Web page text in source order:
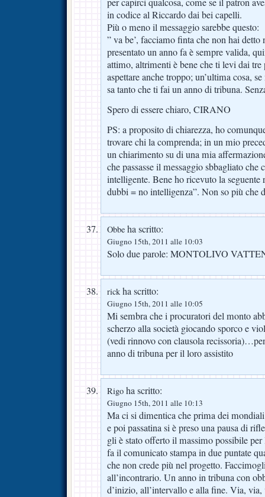
in codice al Riccardo dai bei capelli.
Più o meno il messaggio sarebbe questo:
” va be’, facciamo finta che non hai detto
presentato un anno fa è sempre valida,
attimo, altrimenti è bene che ti levi dai tre
aspettare anche troppo; un’ultima cosa,
sa tanto che ti fai un anno di tribuna.
Spero di essere chiaro, CIRANO
PS: a proposito di chiarezza, ho
trovare chi la comprenda; in un mio
un chiarimento su di una mia
che passasse il messaggio sbbagliato
intelligente. Bene ho ricevuto la
dubbi = no intelligenza”. Non so più che
Obbe ha scritto:
Giugno 15th, 2011 alle 10:03
Solo due parole: MONTOLIVO
rick ha scritto:
Giugno 15th, 2011 alle 10:05
Mi sembra che i procuratori del monto
scherzo alla società giocando sporco e
(vedi rinnovo con clausola
anno di tribuna per il loro assistito
Rigo ha scritto:
Giugno 15th, 2011 alle 10:13
Ma ci si dimentica che prima dei
e poi passatina si è preso una pausa di
gli è stato offerto il massimo possibile
fa il comunicato stampa in due puntate
che non crede più nel progetto.
all’incontrario. Un anno in tribuna con
d’inizio, all’intervallo e alla fine. Via,